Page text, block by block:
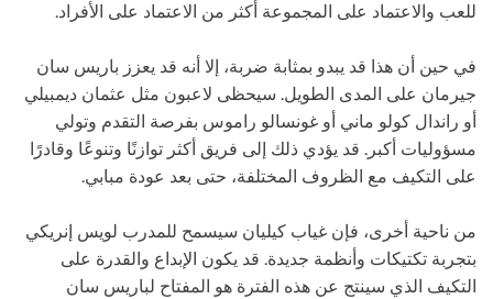
للعب والاعتماد على المجموعة أكثر من الاعتماد على الأفراد.
في حين أن هذا قد يبدو بمثابة ضربة، إلا أنه قد يعزز باريس سان
جيرمان على المدى الطويل. سيحظى لاعبون مثل عثمان ديمبيلي
أو راندال كولو ماني أو غونسالو راموس بفرصة التقدم وتولي
مسؤوليات أكبر. قد يؤدي ذلك إلى فريق أكثر توازنًا وتنوعًا وقادرًا
على التكيف مع الظروف المختلفة، حتى بعد عودة مبابي.
من ناحية أخرى، فإن غياب كيليان سيسمح للمدرب لويس إنريكي
بتجربة تكتيكات وأنظمة جديدة. قد يكون الإبداع والقدرة على
التكيف الذي سينتج عن هذه الفترة هو المفتاح لباريس سان